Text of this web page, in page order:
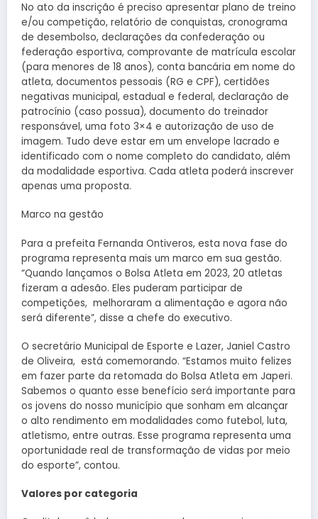
No ato da inscrição é preciso apresentar plano de treino
e/ou competição, relatório de conquistas, cronograma
de desembolso, declarações da confederação ou
federação esportiva, comprovante de matrícula escolar
(para menores de 18 anos), conta bancária em nome do
atleta, documentos pessoais (RG e CPF), certidões
negativas municipal, estadual e federal, declaração de
patrocínio (caso possua), documento do treinador
responsável, uma foto 3×4 e autorização de uso de
imagem. Tudo deve estar em um envelope lacrado e
identificado com o nome completo do candidato, além
da modalidade esportiva. Cada atleta poderá inscrever
apenas uma proposta.
Marco na gestão
Para a prefeita Fernanda Ontiveros, esta nova fase do
programa representa mais um marco em sua gestão.
“Quando lançamos o Bolsa Atleta em 2023, 20 atletas
fizeram a adesão. Eles puderam participar de
competições, melhoraram a alimentação e agora não
será diferente”, disse a chefe do executivo.
O secretário Municipal de Esporte e Lazer, Janiel Castro
de Oliveira, está comemorando. “Estamos muito felizes
em fazer parte da retomada do Bolsa Atleta em Japeri.
Sabemos o quanto esse benefício será importante para
os jovens do nosso município que sonham em alcançar
o alto rendimento em modalidades como futebol, luta,
atletismo, entre outras. Esse programa representa uma
oportunidade real de transformação de vidas por meio
do esporte”, contou.
Valores por categoria